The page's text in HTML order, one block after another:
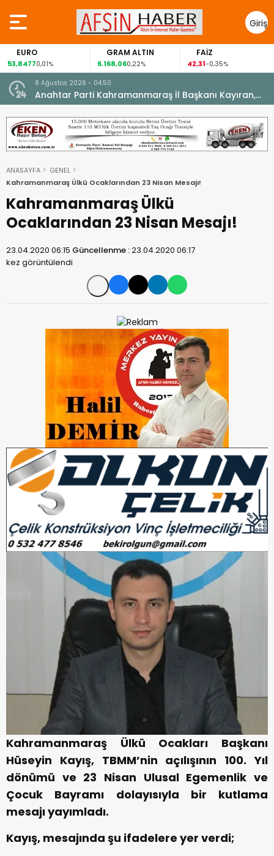
Giriş
Yap
EURO
53,84770,01%
GRAM ALTIN
6.168,060,22%
FAİZ
42,31-0,35%
8 Ağustos 2026 - 04:50
Anahtar Parti Kahramanmaraş İl Başkanı Kayıran,
Afşin Teşkilatı ile buluştu.
ANASAYFA
GENEL
Kahramanmaraş Ülkü Ocaklarından 23 Nisan Mesajı!
Kahramanmaraş Ülkü
Ocaklarından 23 Nisan Mesajı!
23.04.2020 06:15 Güncellenme :23.04.2020 06:17
kez görüntülendi
Kahramanmaraş Ülkü Ocakları Başkanı
Hüseyin Kayış, TBMM’nin açılışının 100. Yıl
dönümü ve 23 Nisan Ulusal Egemenlik ve
Çocuk Bayramı dolayısıyla bir kutlama
mesajı yayımladı.
Kayış, mesajında şu ifadelere yer verdi;